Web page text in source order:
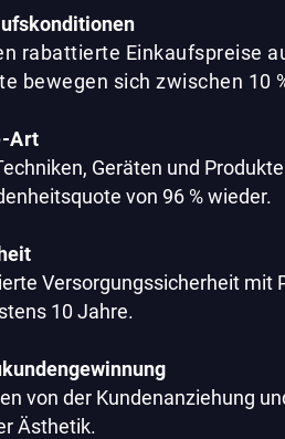
rabattierte Einkaufspreise
bewegen sich zwischen 10
Art
Geräten und
von 96 % wieder.
Versorgungssicherheit mit
10 Jahre.
von der Kundenanziehung
Ästhetik.